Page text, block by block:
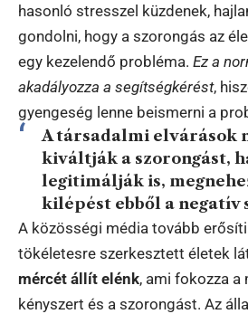
hasonló stresszel küzdenek,
gondolni, hogy a szorongás az
egy kezelendő probléma. Ez a
akadályozza a segítségkérést,
gyengeség lenne beismerni a
A társadalmi elvárások
kiváltják a szorongást,
legitimálják is,
kilépést ebből a negatív
A közösségi média tovább
tökéletesre szerkesztett életek
mércét állít elénk, ami fokozza a
kényszert és a szorongást. Az